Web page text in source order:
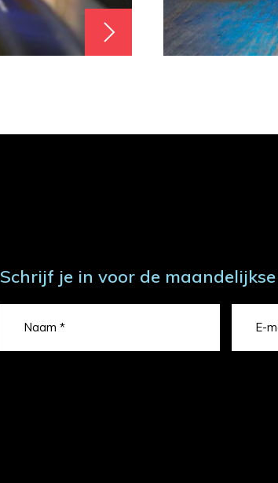
Schrijf je in voor de